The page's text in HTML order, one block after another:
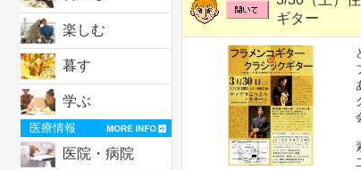
楽しむ
暮す
学ぶ
医療情報
医院・病院
ギター